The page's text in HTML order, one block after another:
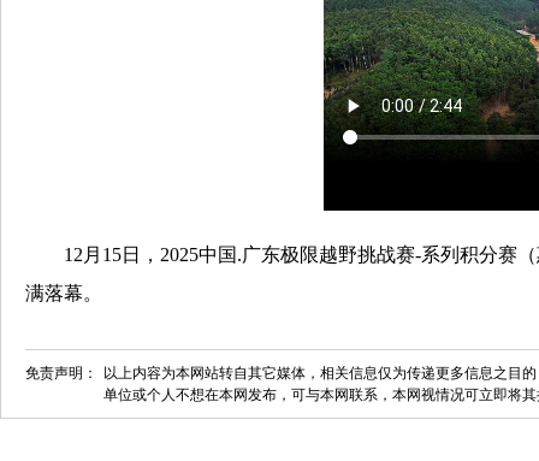
12月15日，2025中国.广东极限越野挑战赛-系列积分赛
满落幕。
免责声明：
以上内容为本网站转自其它媒体，相关信息仅为传递更多信息之目
单位或个人不想在本网发布，可与本网联系，本网视情况可立即将